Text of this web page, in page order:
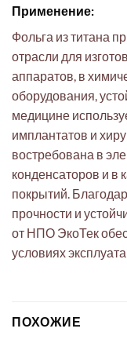
Применение:
Фольга из титана
отрасли для
аппаратов, в
оборудования,
медицине
имплантатов и
востребована в
конденсаторов и в
покрытий.
прочности и
от НПО ЭкоТек
условиях
ПОХОЖИЕ